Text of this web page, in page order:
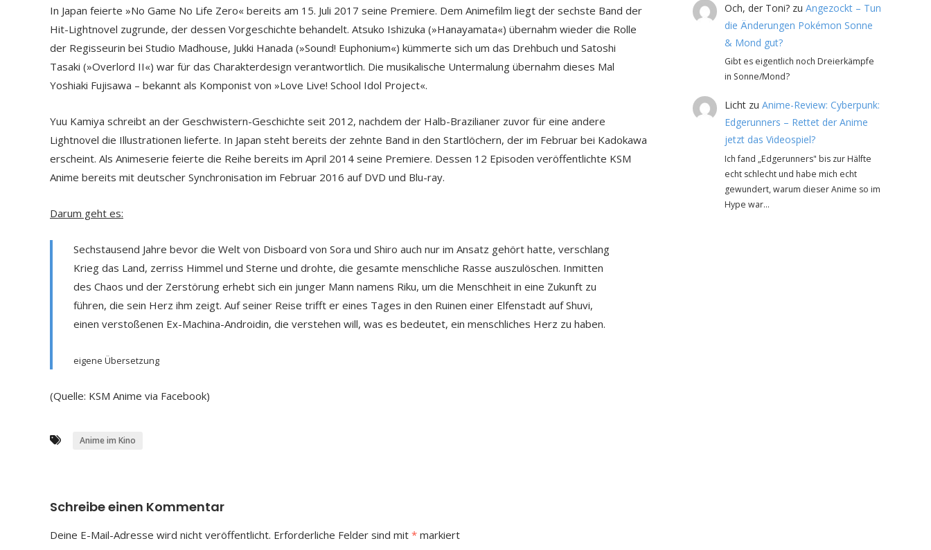
In Japan feierte »No Game No Life Zero« bereits am 15. Juli 2017 seine Premiere. Dem Animefilm liegt der sechste Band der
Hit-Lightnovel zugrunde, der dessen Vorgeschichte behandelt. Atsuko Ishizuka (»Hanayamata«) übernahm wieder die Rolle
der Regisseurin bei Studio Madhouse, Jukki Hanada (»Sound! Euphonium«) kümmerte sich um das Drehbuch und Satoshi
Tasaki (»Overlord II«) war für das Charakterdesign verantwortlich. Die musikalische Untermalung übernahm dieses Mal
Yoshiaki Fujisawa – bekannt als Komponist von »Love Live! School Idol Project«.
Yuu Kamiya schreibt an der Geschwistern-Geschichte seit 2012, nachdem der Halb-Brazilianer zuvor für eine andere
Lightnovel die Illustrationen lieferte. In Japan steht bereits der zehnte Band in den Startlöchern, der im Februar bei Kadokawa
erscheint. Als Animeserie feierte die Reihe bereits im April 2014 seine Premiere. Dessen 12 Episoden veröffentlichte KSM
Anime bereits mit deutscher Synchronisation im Februar 2016 auf DVD und Blu-ray.
Darum geht es:
Sechstausend Jahre bevor die Welt von Disboard von Sora und Shiro auch nur im Ansatz gehört hatte, verschlang
Krieg das Land, zerriss Himmel und Sterne und drohte, die gesamte menschliche Rasse auszulöschen. Inmitten
des Chaos und der Zerstörung erhebt sich ein junger Mann namens Riku, um die Menschheit in eine Zukunft zu
führen, die sein Herz ihm zeigt. Auf seiner Reise trifft er eines Tages in den Ruinen einer Elfenstadt auf Shuvi,
einen verstoßenen Ex-Machina-Androidin, die verstehen will, was es bedeutet, ein menschliches Herz zu haben.
eigene Übersetzung
(Quelle: KSM Anime via Facebook)
Anime im Kino
Schreibe einen Kommentar
Deine E-Mail-Adresse wird nicht veröffentlicht. Erforderliche Felder sind mit * markiert
Och, der Toni?zu Angezockt – Tun
die Änderungen Pokémon Sonne
& Mond gut?
Gibt es eigentlich noch Dreierkämpfe
in Sonne/Mond?
Lichtzu Anime-Review: Cyberpunk:
Edgerunners – Rettet der Anime
jetzt das Videospiel?
Ich fand „Edgerunners" bis zur Hälfte
echt schlecht und habe mich echt
gewundert, warum dieser Anime so im
Hype war…